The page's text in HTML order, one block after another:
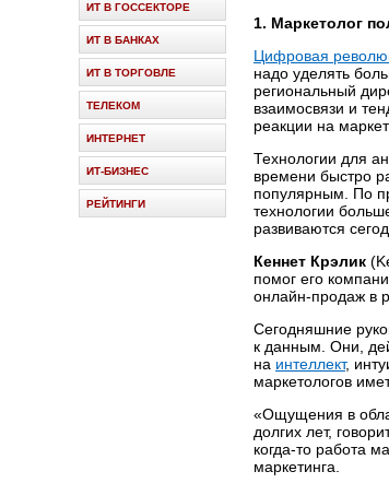
1. Маркетолог
Цифровая
надо уделять
региональный
взаимосвязи и
реакции на
Технологии для
времени быстро
популярным. По
технологии
развиваются
Кеннет Крэлик
помог его
онлайн-продаж в
Сегодняшние
к данным. Они,
на интеллект,
маркетологов
«Ощущения в
долгих лет,
когда-то работа
маркетинга.
ИТ В ГОССЕКТОРЕ
ИТ В БАНКАХ
ИТ В ТОРГОВЛЕ
ТЕЛЕКОМ
ИНТЕРНЕТ
ИТ-БИЗНЕС
РЕЙТИНГИ